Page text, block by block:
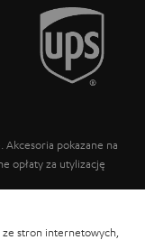
pokazane na
opłaty za utylizację
stron internetowych,